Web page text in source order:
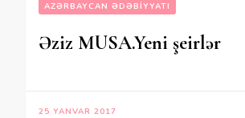
AZƏRBAYCAN ƏDƏBIYYATI
Əziz MUSA.Yeni şeirlər
25 YANVAR 2017